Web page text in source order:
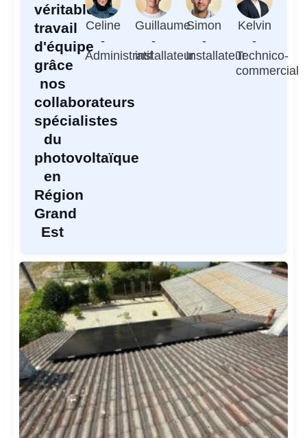
véritable
travail
d'équipe
grâce
nos
collaborateurs
spécialistes
du
photovoltaïque
en
Région
Grand
Est
Celine
-
Administratif
Guillaume
-
installateur
Simon
-
Installateur
Kelvin
-
Technico-
commercial